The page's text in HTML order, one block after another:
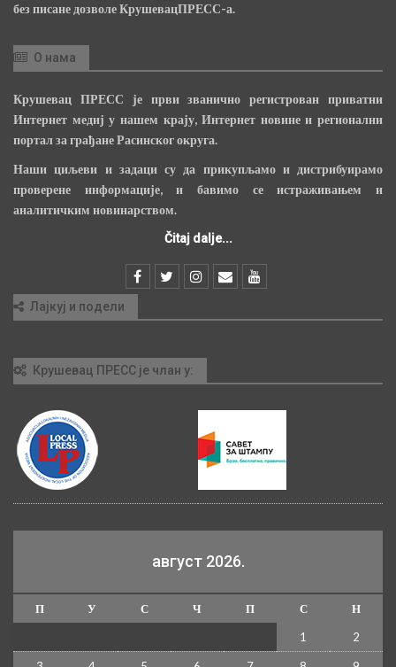
без писане дозволе КрушевацПРЕСС-а.
О нама
Крушевац ПРЕСС је први званично регистрован приватни
Интернет медиј у нашем крају, Интернет новине и регионални
портал за грађане Расинског округа.
Наши циљеви и задаци су да прикупљамо и дистрибуирамо
проверене информације, и бавимо се истраживањем и
аналитичким новинарством.
Čitaj dalje...
Лајкуј и подели
Крушевац ПРЕСС је члан у:
август 2026.
П У С Ч П С
Н
1
2